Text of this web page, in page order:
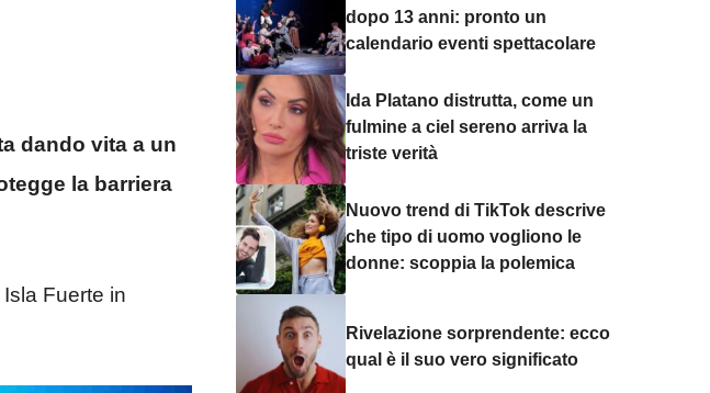
dando vita a un
la barriera
Fuerte in
dopo 13 anni: pronto un
calendario eventi spettacolare
Ida Platano distrutta, come un
fulmine a ciel sereno arriva la
triste verità
Nuovo trend di TikTok descrive
che tipo di uomo vogliono le
donne: scoppia la polemica
Rivelazione sorprendente: ecco
qual è il suo vero significato